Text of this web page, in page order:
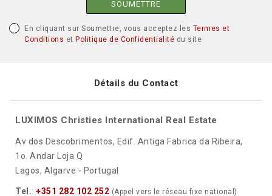
SOUMETTRE
En cliquant sur Soumettre, vous acceptez les Termes et
Conditions et Politique de Confidentialité du site
Détails du Contact
LUXIMOS Christies International Real Estate
Av dos Descobrimentos, Edif. Antiga Fabrica da Ribeira,
1o. Andar Loja Q
Lagos, Algarve - Portugal
Tel.: +351 282 102 252 (Appel vers le réseau fixe national)